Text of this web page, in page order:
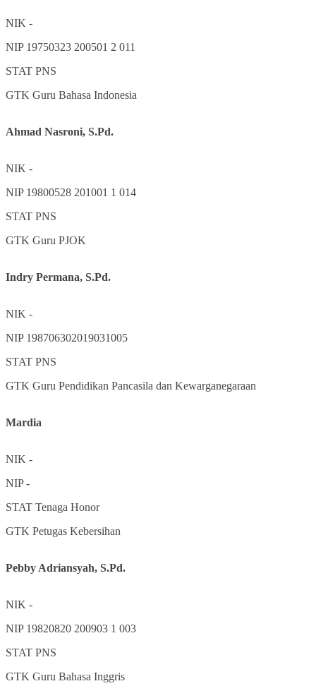
NIK -
NIP 19750323 200501 2 011
STAT PNS
GTK Guru Bahasa Indonesia
Ahmad Nasroni, S.Pd.
NIK -
NIP 19800528 201001 1 014
STAT PNS
GTK Guru PJOK
Indry Permana, S.Pd.
NIK -
NIP 198706302019031005
STAT PNS
GTK Guru Pendidikan Pancasila dan Kewarganegaraan
Mardia
NIK -
NIP-
STAT Tenaga Honor
GTK Petugas Kebersihan
Pebby Adriansyah, S.Pd.
NIK -
NIP 19820820 200903 1 003
STAT PNS
GTK Guru Bahasa Inggris